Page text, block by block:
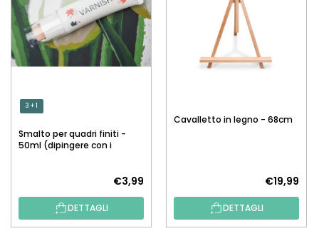
3 + 1
Smalto per quadri finiti -
50ml (dipingere con i
€3,99
DETTAGLI
Cavalletto in legno - 68cm
€19,99
DETTAGLI